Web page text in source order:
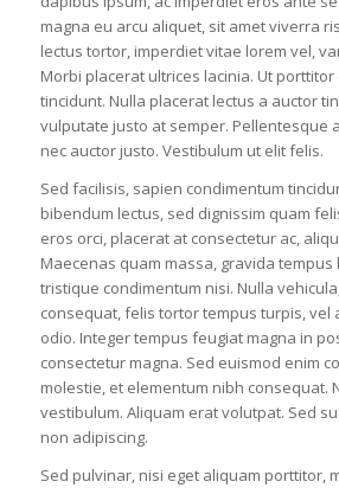
magna eu arcu aliquet, sit amet viverra
lectus tortor, imperdiet vitae lorem vel,
Morbi placerat ultrices lacinia. Ut
tincidunt. Nulla placerat lectus a auctor
vulputate justo at semper. Pellentesque
nec auctor justo. Vestibulum ut elit felis.
Sed facilisis, sapien condimentum
bibendum lectus, sed dignissim quam
eros orci, placerat at consectetur ac,
Maecenas quam massa, gravida tempus
tristique condimentum nisi. Nulla
consequat, felis tortor tempus turpis, vel
odio. Integer tempus feugiat magna in
consectetur magna. Sed euismod enim
molestie, et elementum nibh consequat.
vestibulum. Aliquam erat volutpat. Sed
non adipiscing.
Sed pulvinar, nisi eget aliquam porttitor,